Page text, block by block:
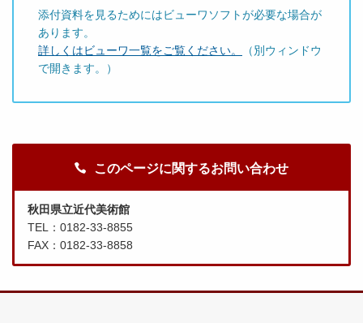
添付資料を見るためにはビューワソフトが必要な場合が
あります。
詳しくはビューワ一覧をご覧ください。
（別ウィンドウ
で開きます。）
このページに関するお問い合わせ
秋田県立近代美術館
TEL：0182-33-8855
FAX：0182-33-8858